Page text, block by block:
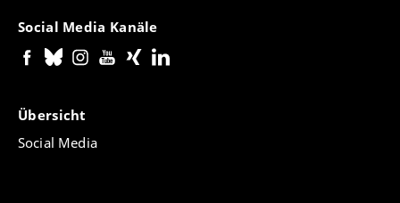
Social Media Kanäle
Übersicht
Social Media